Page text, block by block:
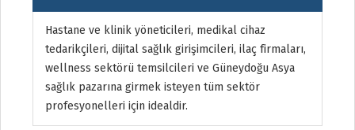
Hastane ve klinik yöneticileri, medikal cihaz
tedarikçileri, dijital sağlık girişimcileri, ilaç firmaları,
wellness sektörü temsilcileri ve Güneydoğu Asya
sağlık pazarına girmek isteyen tüm sektör
profesyonelleri için idealdir.